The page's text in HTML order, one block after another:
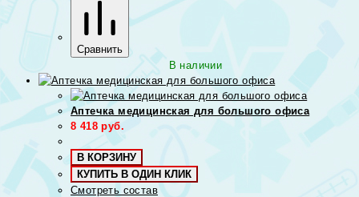
Сравнить
В наличии
Аптечка медицинская для большого офиса
8 418 руб.
В КОРЗИНУ
КУПИТЬ В ОДИН КЛИК
Смотреть состав